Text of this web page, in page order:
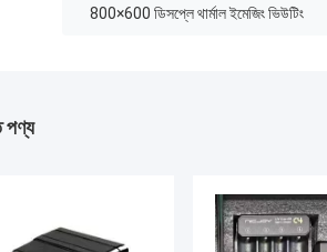
800×600 ডিসপ্লে থার্মাল ইমেজিং ভিউটিং
পণ্য